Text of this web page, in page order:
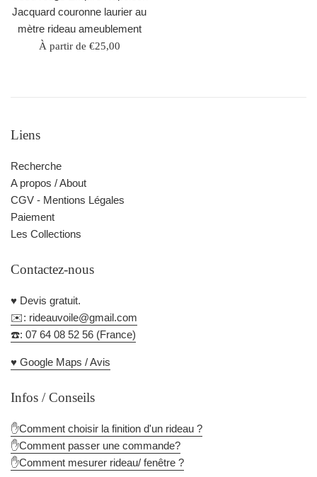
Jacquard couronne laurier au
mètre rideau ameublement
À partir de €25,00
Liens
Recherche
A propos / About
CGV - Mentions Légales
Paiement
Les Collections
Contactez-nous
♥️ Devis gratuit.
✉️: rideauvoile@gmail.com
☎️: 07 64 08 52 56 (France)
♥️ Google Maps / Avis
Infos / Conseils
✋Comment choisir la finition d'un rideau ?
✋Comment passer une commande?
✋Comment mesurer rideau/ fenêtre ?